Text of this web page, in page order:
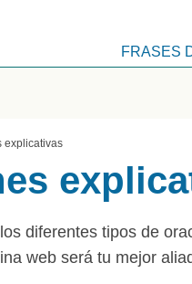
FRASES
explicativas
diferentes tipos de
web será tu mejor